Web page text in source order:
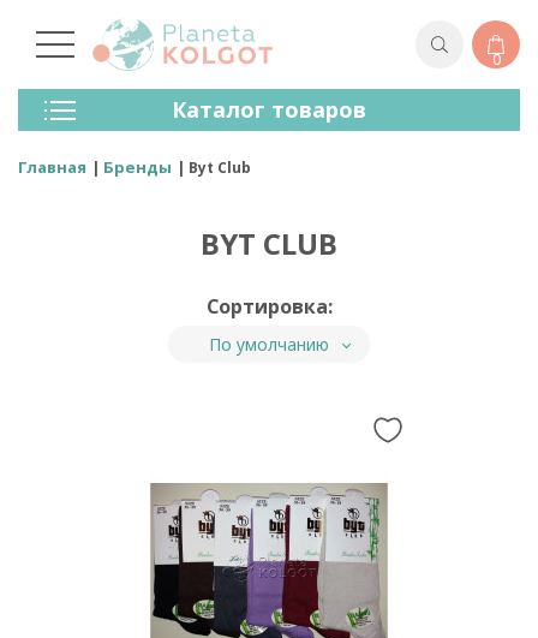
0
Каталог товаров
Колготки
Чулки
Лосины (леггинсы)
Спортивная Одежда
Главная Бренды Byt Club
BYT CLUB
Сортировка:
По умолчанию